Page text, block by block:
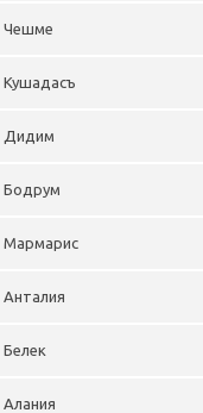
Чешме
Кушадасъ
Дидим
Бодрум
Мармарис
Анталия
Белек
Алания